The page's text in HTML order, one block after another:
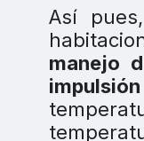
Así
manejo